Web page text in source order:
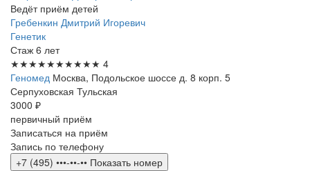
Ведёт приём детей
Гребенкин Дмитрий Игоревич
Генетик
Стаж 6 лет
★★★★★★★★★★ 4
Геномед Москва, Подольское шоссе д. 8 корп. 5
Серпуховская Тульская
3000 ₽
первичный приём
Записаться на приём
Запись по телефону
+7 (495) •••-••-•• Показать номер